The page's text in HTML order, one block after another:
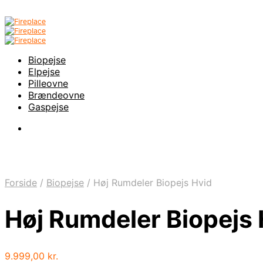
Biopejse
Elpejse
Pilleovne
Brændeovne
Gaspejse
Forside / Biopejse / Høj Rumdeler Biopejs Hvid
Høj Rumdeler Biopejs
9.999,00 kr.